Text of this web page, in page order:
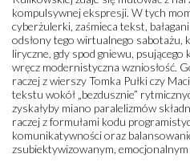
kompulsywnej ekspresji. W tych
cyberżulerki, zaśmieca tekst,
odsłony tego wirtualnego sabotażu,
liryczne, gdy spod gniewu,
wręcz modernistyczna wzniosłość.
raczej z wierszy Tomka Pułki czy
tekstu wokół „bezdusznie”
zyskałyby miano paralelizmów
raczej z formułami kodu
komunikatywności oraz
zsubiektywizowanym,